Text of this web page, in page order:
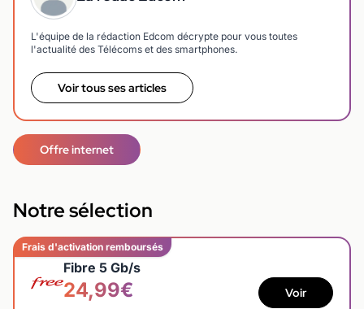
L'équipe de la rédaction Edcom décrypte pour vous toutes
l'actualité des Télécoms et des smartphones.
Voir tous ses articles
Offre internet
Notre sélection
Frais d'activation remboursés
Fibre 5 Gb/s
24,99€ Voir